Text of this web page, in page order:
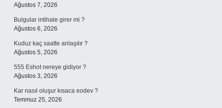
Ağustos 7, 2026
Bulgular intihale girer mi ?
Ağustos 6, 2026
Kuduz kaç saatte anlaşılır ?
Ağustos 5, 2026
555 Eshot nereye gidiyor ?
Ağustos 3, 2026
Kar nasıl oluşur kısaca eodev ?
Temmuz 25, 2026